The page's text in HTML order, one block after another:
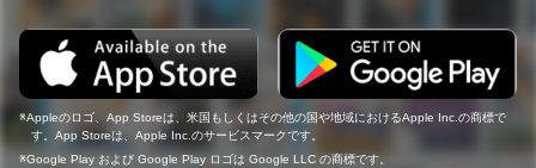
Appleのロゴ、App Storeは、米国もしくはその他の国や地域におけるApple Inc.の商標で
す。App Storeは、Apple Inc.のサービスマークです。
Google Play および Google Play ロゴは Google LLC の商標です。